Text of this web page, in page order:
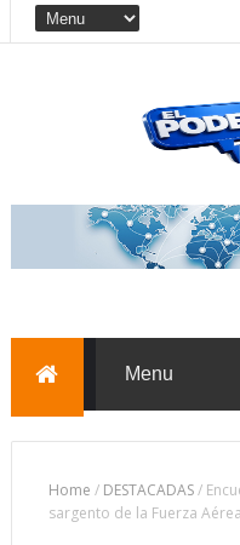
Home / DESTACADAS/
sargento de la Fuerza Aérea